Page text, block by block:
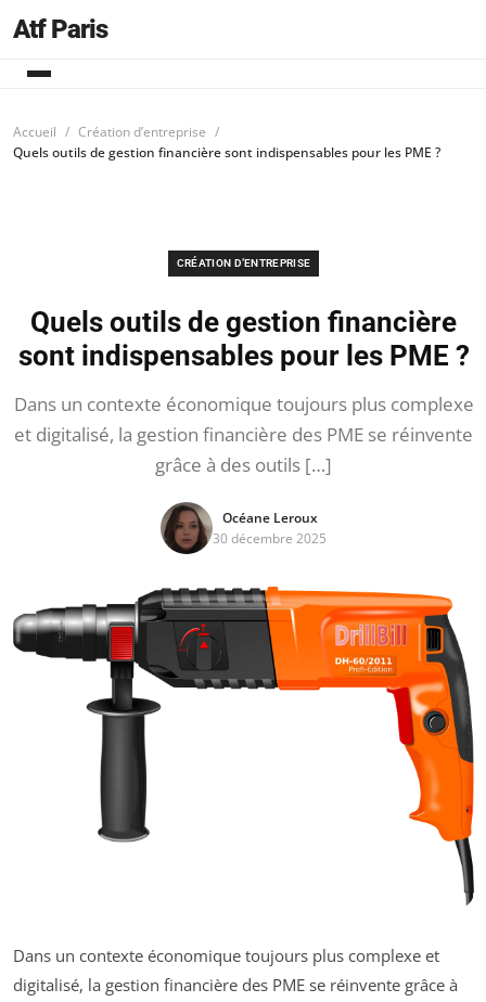
Atf Paris
Accueil
Création d’entreprise
Quels outils de gestion financière sont indispensables pour les PME ?
CRÉATION D’ENTREPRISE
Quels outils de gestion financière
sont indispensables pour les PME ?
Dans un contexte économique toujours plus complexe
et digitalisé, la gestion financière des PME se réinvente
grâce à des outils […]
Océane Leroux
30 décembre 2025
Dans un contexte économique toujours plus complexe et
digitalisé, la gestion financière des PME se réinvente grâce à